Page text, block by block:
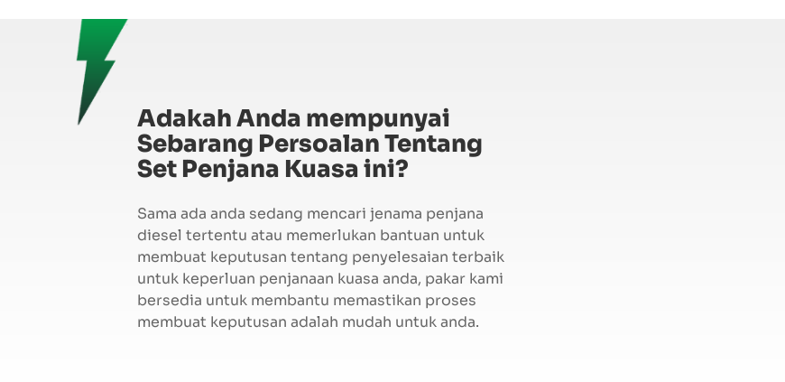
Adakah Anda mempunyai
Sebarang Persoalan Tentang
Set Penjana Kuasa ini?
Sama ada anda sedang mencari jenama penjana
diesel tertentu atau memerlukan bantuan untuk
membuat keputusan tentang penyelesaian terbaik
untuk keperluan penjanaan kuasa anda, pakar kami
bersedia untuk membantu memastikan proses
membuat keputusan adalah mudah untuk anda.